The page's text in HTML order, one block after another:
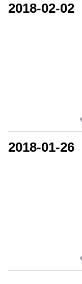
2018-02-02
2018-01-26